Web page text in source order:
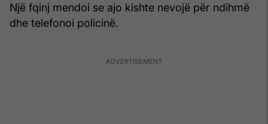
Një fqinj mendoi se ajo kishte nevojë për ndihmë
dhe telefonoi policinë.